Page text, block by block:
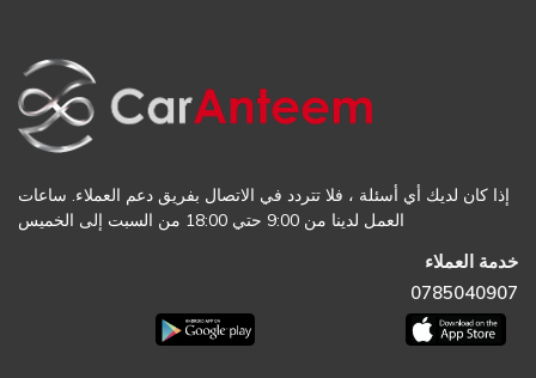
إذا كان لديك أي أسئلة ، فلا تتردد في الاتصال بفريق دعم العملاء. ساعات
العمل لدينا من 9:00 حتي 18:00 من السبت إلى الخميس
خدمة العملاء
0785040907